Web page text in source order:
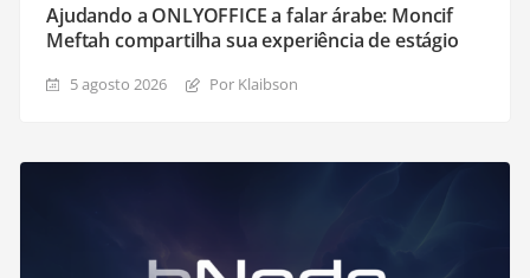
Ajudando a ONLYOFFICE a falar árabe: Moncif
Meftah compartilha sua experiência de estágio
5 agosto 2026 Por Klaibson